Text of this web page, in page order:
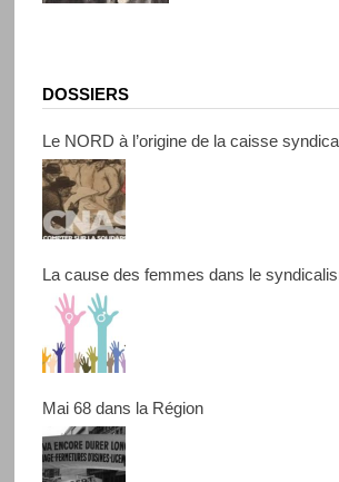
DOSSIERS
Le NORD à l’origine de la caisse
La cause des femmes dans le
Mai 68 dans la Région